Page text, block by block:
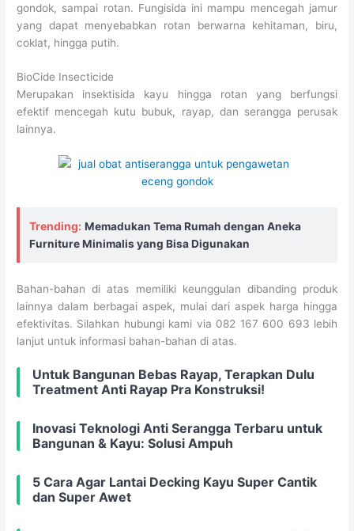
gondok, sampai rotan. Fungisida ini mampu mencegah jamur
yang dapat menyebabkan rotan berwarna kehitaman, biru,
coklat, hingga putih.
BioCide Insecticide
Merupakan insektisida kayu hingga rotan yang berfungsi
efektif mencegah kutu bubuk, rayap, dan serangga perusak
lainnya.
Trending: Memadukan Tema Rumah dengan Aneka
Furniture Minimalis yang Bisa Digunakan
Bahan-bahan di atas memiliki keunggulan dibanding produk
lainnya dalam berbagai aspek, mulai dari aspek harga hingga
efektivitas. Silahkan hubungi kami via 082 167 600 693 lebih
lanjut untuk informasi bahan-bahan di atas.
Untuk Bangunan Bebas Rayap, Terapkan Dulu
Treatment Anti Rayap Pra Konstruksi!
Inovasi Teknologi Anti Serangga Terbaru untuk
Bangunan & Kayu: Solusi Ampuh
5 Cara Agar Lantai Decking Kayu Super Cantik
dan Super Awet